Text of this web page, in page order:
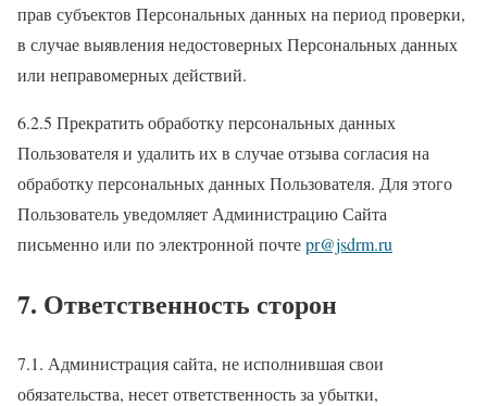
прав субъектов Персональных данных на период проверки,
в случае выявления недостоверных Персональных данных
или неправомерных действий.
6.2.5 Прекратить обработку персональных данных
Пользователя и удалить их в случае отзыва согласия на
обработку персональных данных Пользователя. Для этого
Пользователь уведомляет Администрацию Сайта
письменно или по электронной почтеpr@jsdrm.ru
7. Ответственность сторон
7.1. Администрация сайта, не исполнившая свои
обязательства, несет ответственность за убытки,